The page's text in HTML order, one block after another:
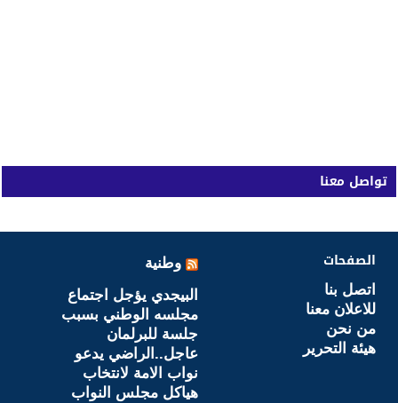
تواصل معنا
الصفحات
اتصل بنا
للاعلان معنا
من نحن
هيئة التحرير
وطنية
البيجدي يؤجل اجتماع
مجلسه الوطني بسبب
جلسة للبرلمان
عاجل..الراضي يدعو
نواب الامة لانتخاب
هياكل مجلس النواب